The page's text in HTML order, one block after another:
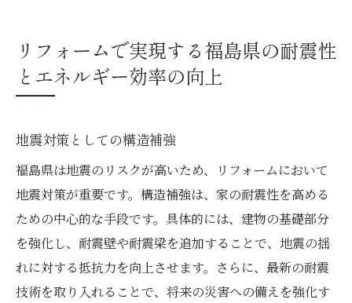
リフォームで実現する福島県の耐震性
とエネルギー効率の向上
地震対策としての構造補強
福島県は地震のリスクが高いため、リフォームにおいて
地震対策が重要です。構造補強は、家の耐震性を高める
ための中心的な手段です。具体的には、建物の基礎部分
を強化し、耐震壁や耐震梁を追加することで、地震の揺
れに対する抵抗力を向上させます。さらに、最新の耐震
技術を取り入れることで、将来の災害への備えを強化す